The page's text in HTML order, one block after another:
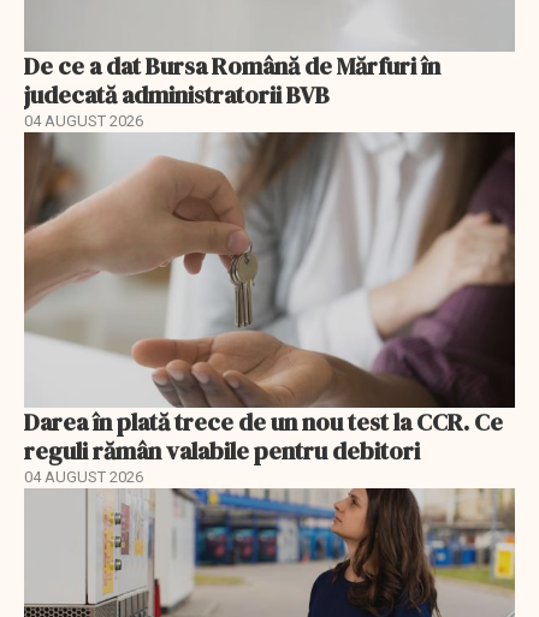
De ce a dat Bursa Română de Mărfuri în
judecată administratorii BVB
04 AUGUST 2026
Darea în plată trece de un nou test la CCR. Ce
reguli rămân valabile pentru debitori
04 AUGUST 2026